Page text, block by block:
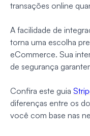
transações online
A facilidade de
torna uma escolha
eCommerce. Sua
de segurança
Confira este guia
diferenças entre os
você com base nas